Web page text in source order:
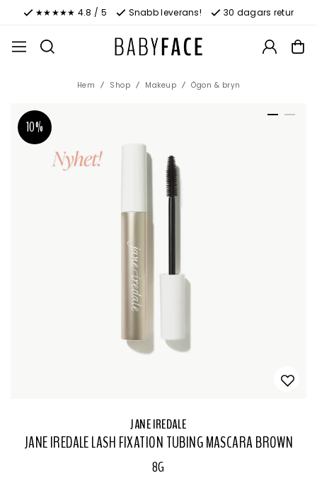
★★★★★ 4.8 / 5 Snabb leverans! 30 dagars retur
Hem Shop Makeup Ögon & bryn
10%
JANE IREDALE
JANE IREDALE LASH FIXATION TUBING MASCARA BROWN
8G